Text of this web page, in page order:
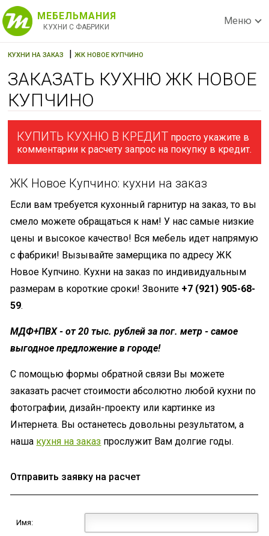
МЕБЕЛЬМАНИЯ
КУХНИ С ФАБРИКИ
Меню
КУХНИ НА ЗАКАЗ |ЖК НОВОЕ КУПЧИНО
ЗАКАЗАТЬ КУХНЮ ЖК НОВОЕ
КУПЧИНО
КУПИТЬ КУХНЮ В КРЕДИТ просто укажите в
комментарии к расчету запрос на покупку в кредит.
ЖК Новое Купчино: кухни на заказ
Если вам требуется кухонный гарнитур на заказ, то вы
смело можете обращаться к нам! У нас самые низкие
цены и высокое качество! Вся мебель идет напрямую
с фабрики! Вызывайте замерщика по адресу ЖК
Новое Купчино. Кухни на заказ по индивидуальным
размерам в короткие сроки! Звоните +7 (921) 905-68-
59.
МДФ+ПВХ - от 20 тыс. рублей за пог. метр - самое
выгодное предложение в городе!
С помощью формы обратной связи Вы можете
заказать расчет стоимости абсолютно любой кухни по
фотографии, дизайн-проекту или картинке из
Интернета. Вы останетесь довольны результатом, а
наша кухня на заказ прослужит Вам долгие годы.
Отправить заявку на расчет
Имя: